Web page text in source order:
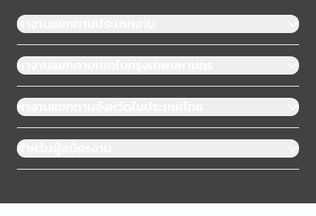
หางานแยกตามประเภทงาน
หางานแยกตามเขตในกรุงเทพมหานคร
หางานแยกตามจังหวัดในประเทศไทย
สำหรับผู้สมัครงาน